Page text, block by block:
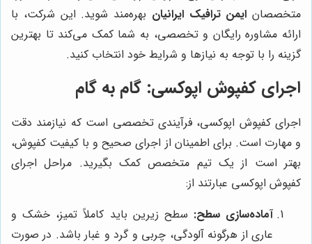
متخصصان ایمن ترافیک ایرانیان بهره‌مند شوید. این شرکت، با
ارائه مشاوره رایگان و تخصصی، به شما کمک می‌کند تا بهترین
گزینه را با توجه به نیازها و شرایط خود انتخاب کنید.
اجرای کفپوش اپوکسی: گام به گام
اجرای کفپوش اپوکسی، فرآیندی تخصصی است که نیازمند دقت
و مهارت است. برای اطمینان از اجرای صحیح و با کیفیت کفپوش،
بهتر است از یک تیم متخصص کمک بگیرید. مراحل اجرای
کفپوش اپوکسی عبارتند از:
آماده‌سازی سطح: سطح زیرین باید کاملاً تمیز، خشک و
عاری از هرگونه آلودگی، چربی و گرد و غبار باشد. در صورت